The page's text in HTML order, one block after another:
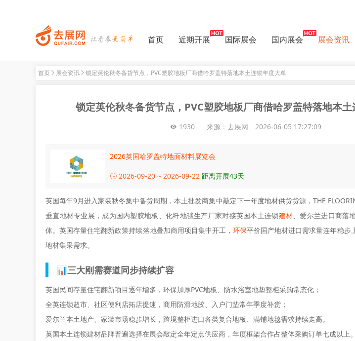
首页 近期开展 国际展会 国内展会 展会资讯
首页 展会资讯 锁定英伦秋冬备货节点，PVC塑胶地板厂商借哈罗盖特落地本土连锁年度大单
锁定英伦秋冬备货节点，PVC塑胶地板厂商借哈罗盖特落地本
1930 来源：去展网 2026-06-05 17:27:09
2026英国哈罗盖特地面材料展览会
2026-09-20 ~ 2026-09-22 距离开展43天
英国每年9月进入家装秋冬集中备货周期，本土批发商集中敲定下一年度地材供货货源，THE
垂直地材专业展，成为国内塑胶地板、化纤地毯生产厂家对接英国本土连锁建材、爱尔兰进口商落
体。英国存量住宅翻新政策持续落地叠加商用项目集中开工， 环保平价国产地材进口需求量连年稳步
地材集采需求。
📊三大刚需赛道同步持续扩容
英国民间存量住宅翻新项目逐年增多，环保加厚PVC地板、防水浴室地垫整柜采购常态化；
全英连锁超市、社区便利店拓店提速，商用防滑地胶、入户门垫常年季度补货；
爱尔兰本土地产、家装市场稳步增长，跨境整柜进口各类复合地板、满铺地毯需求持续走高。
英国本土连锁建材品牌普遍选择在展会敲定全年定点供应商，年度框架合作占整体采购订单七成以上。